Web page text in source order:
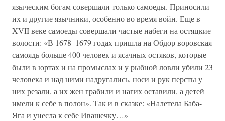
языческим богам совершали только самоеды. Приносили
их и другие язычники, особенно во время войн. Еще в
XVII веке самоеды совершали частые набеги на остяцкие
волости: «В 1678–1679 годах пришла на Обдор воровская
самоядь больше 400 человек и ясачных остяков, которые
были в юртах и на промыслах и у рыбной ловли убили 23
человека и над ними надругались, носи и рук персты у
них резали, а их жен грабили и нагих оставили, а детей
имели к себе в полон». Так и в сказке: «Налетела Баба-
Яга и унесла к себе Ивашечку…»